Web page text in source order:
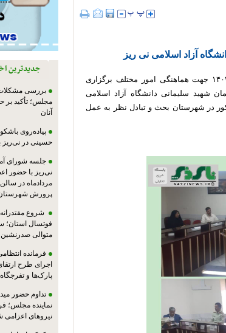
آزاد اسلامی نی ریز
نشست عوامل اجرایی برگزاری نوبت اول کنکور سراسری سال ۱۴۰۴ جهت هماهنگی امور مختلف برگزاری
شهید سلیمانی دانشگاه آزاد اسلامی
در شهرستان بحث و تبادل نظر به عمل
جدیدترین
بررسی مشکلات
مجلس؛ تأکید بر
آنان
پیاده‌روی
حسینی در نی‌ریز
جلسه شورای
مردادماه در
پرورش
شروع مقتدرانه
فوتسال استان؛
متوالی
فرمانده
اجرای طرح
پارک‌ها و
تداوم حضور
نماینده مجلس؛
نیروهای اعزامی